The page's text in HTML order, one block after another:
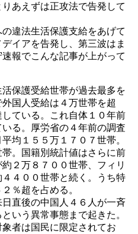
あえずは正攻法で告発して
違法生活保護支給をあげて
イアを告発し、第三波はま
報でこんな記事が上がって
活保護受給世帯が過去最多を
国人受給は４万世帯を超
ている。これ自体１０年前
る。厚労省の４年前の調査
均１５５万１７０７世帯。
。国籍別統計値はさらに前
２万８７００世帯、フィリ
４００世帯と続く。うち特
％超を占める。
直後の中国人４６人が一斉
いう異常事態まで起きた。
者は国民に限定されてお